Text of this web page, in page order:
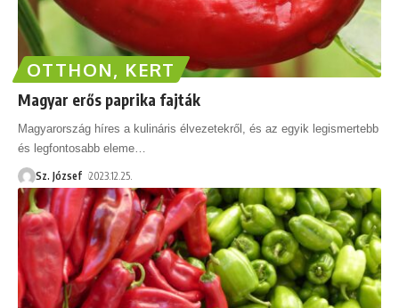
OTTHON, KERT
Magyar erős paprika fajták
Magyarország híres a kulináris élvezetekről, és az egyik legismertebb
és legfontosabb eleme…
Sz. József 2023.12.25.